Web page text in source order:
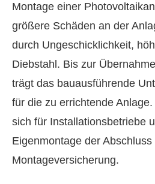
Montage einer
größere Schäden an der
durch Ungeschicklichkeit,
Diebstahl. Bis zur
trägt das bauausführende
für die zu errichtende
sich für Installationsbetriebe
Eigenmontage der Abschluss
Montageversicherung.